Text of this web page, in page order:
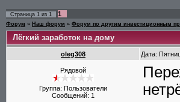
Страница 1 из 1 1
Форум » Наш форум » Форум по другим инвестиционным
Лёгкий заработок на дому
oleg308 Дата:
Рядовой
Группа: Пользователи
Сообщений: 1